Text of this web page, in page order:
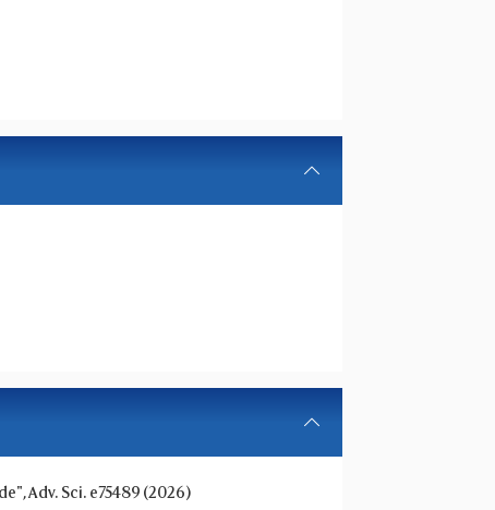
Adv. Sci. e75489 (2026)